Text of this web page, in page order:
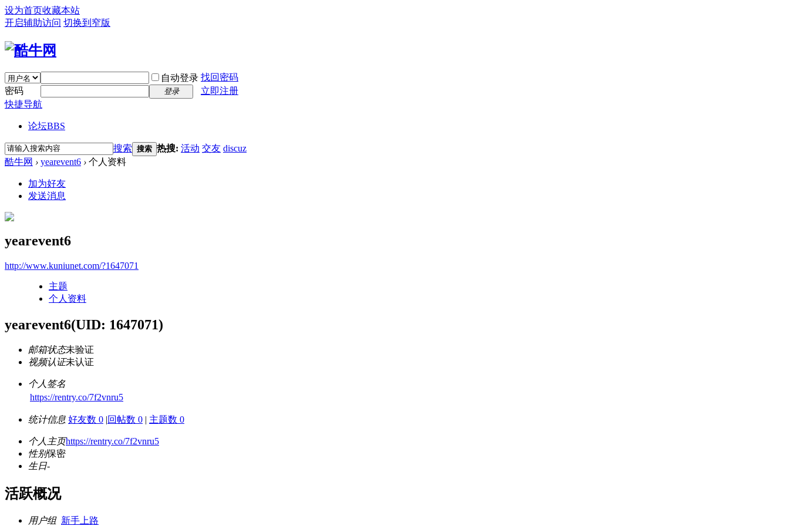
设为首页收藏本站
开启辅助访问 切换到窄版
自动登录 找回密码
密码
登录
立即注册
快捷导航
论坛BBS
搜索 搜索 热搜: 活动 交友 discuz
酷牛网 › yearevent6 › 个人资料
加为好友
发送消息
yearevent6
http://www.kuniunet.com/?1647071
主题
个人资料
yearevent6(UID: 1647071)
邮箱状态未验证
视频认证未认证
个人签名
https://rentry.co/7f2vnru5
统计信息 好友数 0 |回帖数 0 | 主题数 0
个人主页https://rentry.co/7f2vnru5
性别保密
生日-
活跃概况
用户组 新手上路